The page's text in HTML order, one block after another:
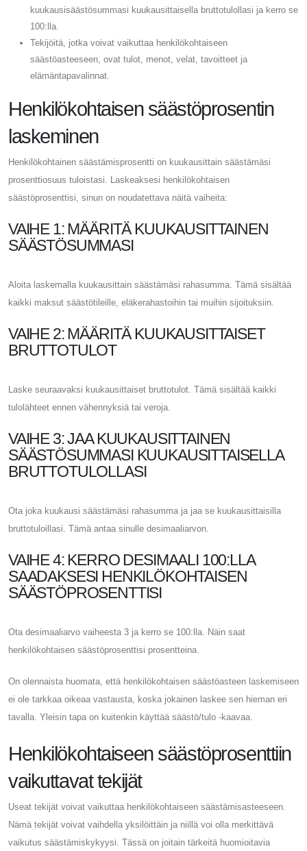
kuukausisäästösummasi kuukausittaisella bruttotulollasi ja kerro se
100:lla.
Tekijöitä, jotka voivat vaikuttaa henkilökohtaiseen
säästöasteeseen, ovat tulot, menot, velat, tavoitteet ja
elämäntapavalinnat.
Henkilökohtaisen säästöprosentin
laskeminen
Henkilökohtainen säästämisprosentti on kuukausittain säästämäsi
prosenttiosuus tuloistasi. Laskeaksesi henkilökohtaisen
säästöprosenttisi, sinun on noudatettava näitä vaiheita:
VAIHE 1: MÄÄRITÄ KUUKAUSITTAINEN
SÄÄSTÖSUMMASI
Aloita laskemalla kuukausittain säästämäsi rahasumma. Tämä sisältää
kaikki maksut säästötileille, eläkerahastoihin tai muihin sijoituksiin.
VAIHE 2: MÄÄRITÄ KUUKAUSITTAISET
BRUTTOTULOT
Laske seuraavaksi kuukausittaiset bruttotulot. Tämä sisältää kaikki
tulolähteet ennen vähennyksiä tai veroja.
VAIHE 3: JAA KUUKAUSITTAINEN
SÄÄSTÖSUMMASI KUUKAUSITTAISELLA
BRUTTOTULOLLASI
Ota joka kuukausi säästämäsi rahasumma ja jaa se kuukausittaisilla
bruttotuloillasi. Tämä antaa sinulle desimaaliarvon.
VAIHE 4: KERRO DESIMAALI 100:LLA
SAADAKSESI HENKILÖKOHTAISEN
SÄÄSTÖPROSENTTISI
Ota desimaaliarvo vaiheesta 3 ja kerro se 100:lla. Näin saat
henkilökohtaisen säästöprosenttisi prosentteina.
On olennaista huomata, että henkilökohtaisen säästöasteen laskemiseen
ei ole tarkkaa oikeaa vastausta, koska jokainen laskee sen hieman eri
tavalla. Yleisin tapa on kuitenkin käyttää säästö/tulo -kaavaa.
Henkilökohtaiseen säästöprosenttiin
vaikuttavat tekijät
Useat tekijät voivat vaikuttaa henkilökohtaiseen säästämisasteeseen.
Nämä tekijät voivat vaihdella yksilöittäin ja niillä voi olla merkittävä
vaikutus säästämiskykyysi. Tässä on joitain tärkeitä huomioitavia